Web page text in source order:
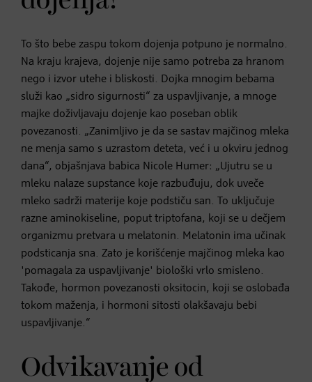
To što bebe zaspu tokom dojenja potpuno je normalno.
Na kraju krajeva, dojenje nije samo potreba za hranom
nego i izvor utehe i bliskosti. Dojka mnogim bebama
služi kao „sidro sigurnosti“ za uspavljivanje, a mnoge
majke doživljavaju dojenje kao poseban oblik
povezanosti. „Zanimljivo je da se sastav majčinog mleka
ne menja samo s uzrastom deteta, već i u okviru jednog
dana“, objašnjava babica Nicole Humer: „Ujutru se u
mleku nalaze supstance koje razbuđuju, dok uveče
mleko sadrži materije koje podstiču san. To uključuje
razne aminokiseline, poput triptofana, koji se u dečjem
organizmu pretvara u melatonin. Melatonin ima učinak
podsticanja sna. Zato je korišćenje majčinog mleka kao
'pomagala za uspavljivanje' biološki vrlo smisleno.
Takođe, hormon povezanosti oksitocin, koji se oslobađa
tokom maženja, i hormoni sitosti olakšavaju bebi
uspavljivanje.“
Odvikavanje od